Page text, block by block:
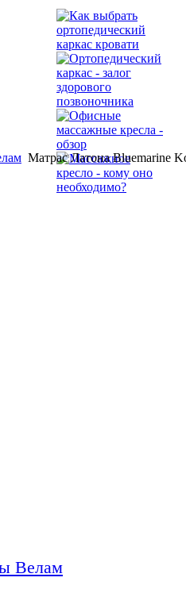
Матрас Латона Bluemarine
Велам